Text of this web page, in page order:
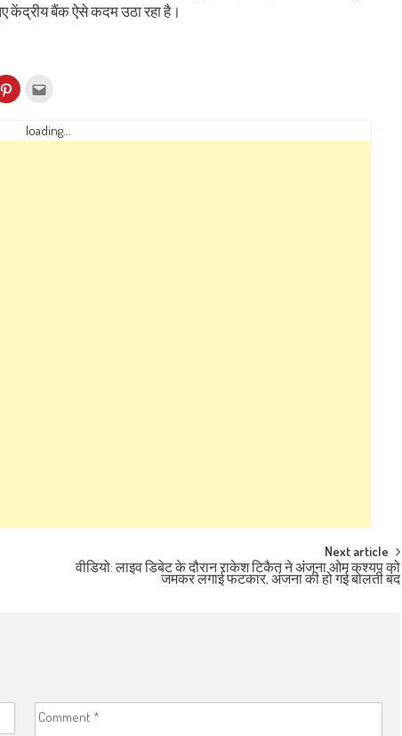
केंद्रीय बैंक ऐसे कदम उठा रहा है।
Click
to
Pinterest
(Opens
to
a
loading...
Next article
वीडियो: लाइव डिबेट के दौरान राकेश टिकैत ने अंजना ओम कश्यप को
जमकर लगाई फटकार, अंजना की हो गई बोलती बंद